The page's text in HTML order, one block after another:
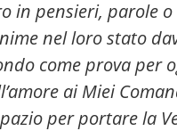
in pensieri, parole
nel loro stato
come prova per
ai Miei
per portare la